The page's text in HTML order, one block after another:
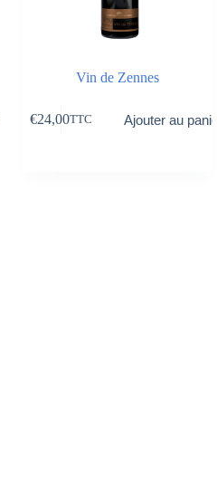
Vin de Zennes
€24,00TTC Ajouter au panier